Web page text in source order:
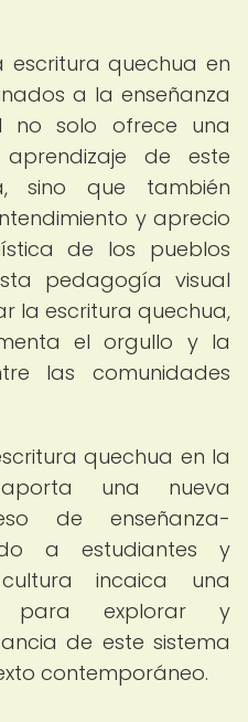
escritura quechua en
a la enseñanza
no solo ofrece una
de este
sino que también
y aprecio
de los pueblos
pedagogía visual
la escritura quechua,
el orgullo y la
las comunidades
quechua en la
una nueva
de enseñanza-
a estudiantes y
incaica una
para explorar y
de este sistema
contemporáneo.